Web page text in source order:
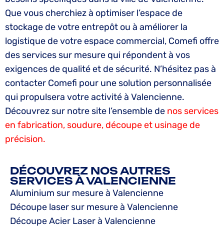
Que vous cherchiez à optimiser l’espace de
stockage de votre entrepôt ou à améliorer la
logistique de votre espace commercial, Comefi offre
des services sur mesure qui répondent à vos
exigences de qualité et de sécurité. N’hésitez pas à
contacter Comefi pour une solution personnalisée
qui propulsera votre activité à Valencienne.
Découvrez sur notre site l’ensemble de nos services
en fabrication, soudure, découpe et usinage de
précision.
DÉCOUVREZ NOS AUTRES
SERVICES À VALENCIENNE
Aluminium sur mesure à Valencienne
Découpe laser sur mesure à Valencienne
Découpe Acier Laser à Valencienne